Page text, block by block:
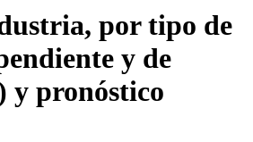
por tipo de
y de
y pronóstico